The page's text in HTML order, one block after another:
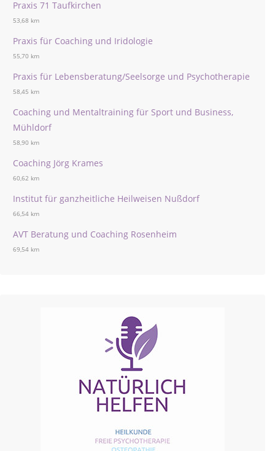
Praxis 71 Taufkirchen
53,68 km
Praxis für Coaching und Iridologie
55,70 km
Praxis für Lebensberatung/Seelsorge und Psychotherapie
58,45 km
Coaching und Mentaltraining für Sport und Business,
Mühldorf
58,90 km
Coaching Jörg Krames
60,62 km
Institut für ganzheitliche Heilweisen Nußdorf
66,54 km
AVT Beratung und Coaching Rosenheim
69,54 km